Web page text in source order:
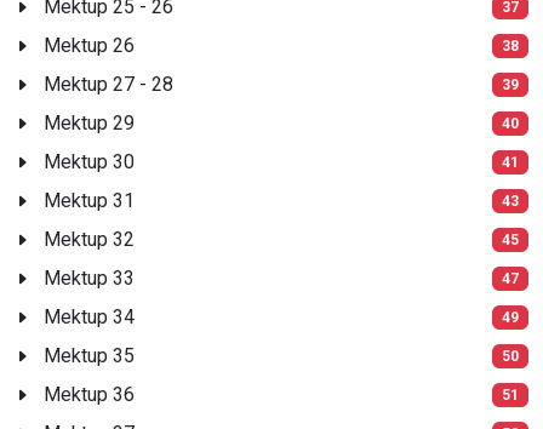
Mektup 25 - 26 37
Mektup 26 38
Mektup 27 - 28 39
Mektup 29 40
Mektup 30 41
Mektup 31 43
Mektup 32 45
Mektup 33 47
Mektup 34 49
Mektup 35 50
Mektup 36 51